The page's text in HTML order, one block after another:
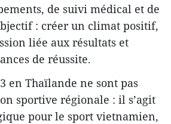
de suivi médical et de
: créer un climat positif,
liée aux résultats et
de réussite.
en Thaïlande ne sont pas
sportive régionale : il s’agit
pour le sport vietnamien,